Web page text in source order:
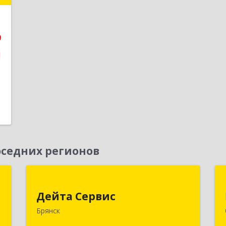
регионов
Дейта Сервис
Брянск
241035, Брянская обл, Брянск г,